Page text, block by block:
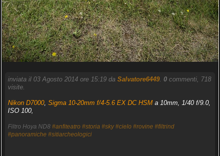
inviata il 03 Agosto 2014 ore 15:19 da Salvatore6449. 0commenti, 718
visite.
Nikon D7000, Sigma 10-20mm f/4-5.6 EX DC HSMa 10mm, 1/40 f/9.0,
ISO 100,
Filtro Hoya ND8 #anfiteatro #storia #sky #cielo #rovine #filtrind
#panoramiche #sitiarcheologici